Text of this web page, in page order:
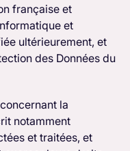
française et
et
ultérieurement, et
des Données du
la
notamment
et traitées, et